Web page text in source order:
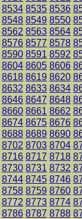
8534 8535 8536
8548 8549 8550
8562 8563 8564
8576 8577 8578
8590 8591 8592
8604 8605 8606
8618 8619 8620
8632 8633 8634
8646 8647 8648
8660 8661 8662
8674 8675 8676
8688 8689 8690
8702 8703 8704
8716 8717 8718
8730 8731 8732
8744 8745 8746
8758 8759 8760
8772 8773 8774
8786 8787 8788